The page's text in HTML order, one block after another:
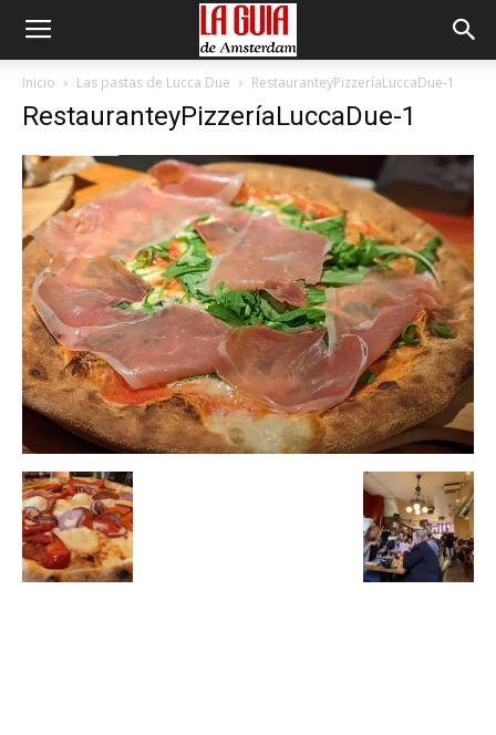
Inicio Las pastas de Lucca Due RestauranteyPizzeríaLuccaDue-1
RestauranteyPizzeríaLuccaDue-1